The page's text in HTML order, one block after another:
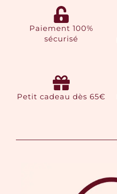
Paiement 100%
sécurisé
Petit cadeau dès 65€